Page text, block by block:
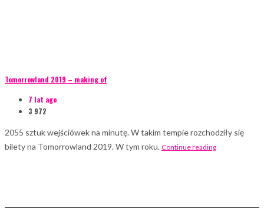
Tomorrowland 2019 – making of
7 lat ago
3 972
2055 sztuk wejściówek na minutę. W takim tempie rozchodziły się
bilety na Tomorrowland 2019. W tym roku. Continue reading